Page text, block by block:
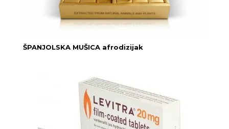
ŠPANJOLSKA MUŠICA afrodizijak